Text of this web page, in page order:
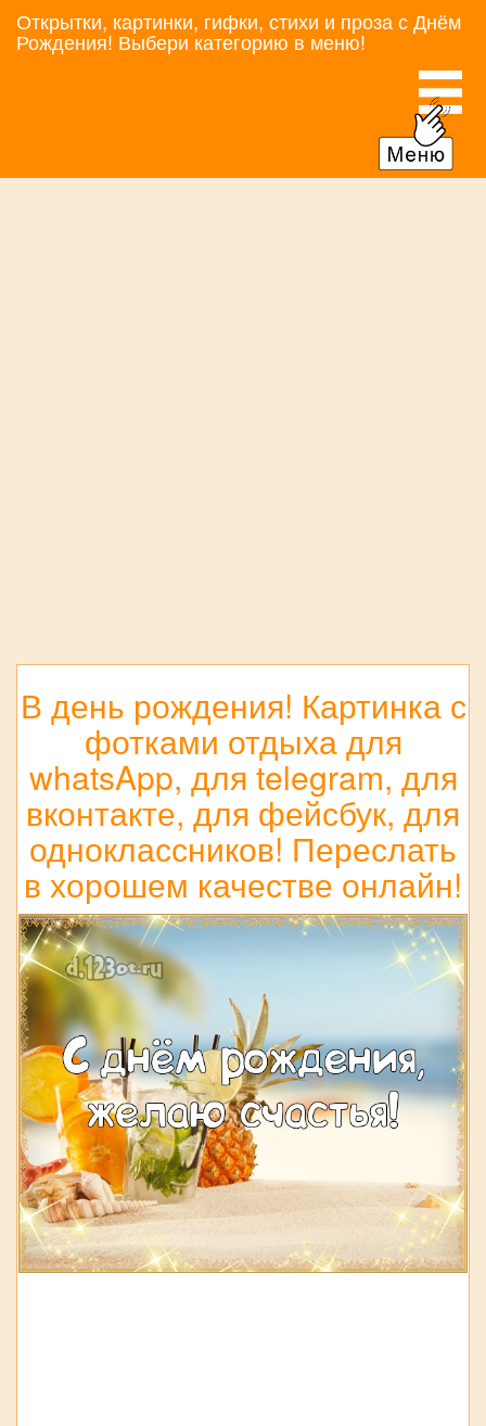
Открытки, картинки, гифки, стихи и проза с Днём
Рождения! Выбери категорию в меню!
В день рождения! Картинка с
фотками отдыха для
whatsApp, для telegram, для
вконтакте, для фейсбук, для
одноклассников! Переслать
в хорошем качестве онлайн!